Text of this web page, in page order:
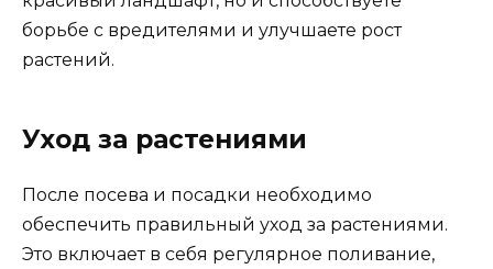
борьбе с вредителями и улучшаете рост
растений.
Уход за растениями
После посева и посадки необходимо
обеспечить правильный уход за растениями.
Это включает в себя регулярное поливание,